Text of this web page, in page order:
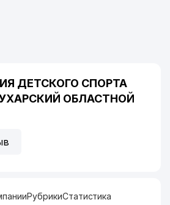
ДЕТСКОГО СПОРТА
ОБЛАСТНОЙ
РубрикиСтатистика